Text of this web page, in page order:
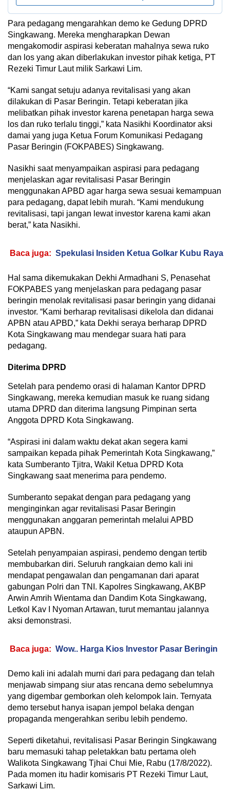
Para pedagang mengarahkan demo ke Gedung DPRD
Singkawang. Mereka mengharapkan Dewan
mengakomodir aspirasi keberatan mahalnya sewa ruko
dan los yang akan diberlakukan investor pihak ketiga, PT
Rezeki Timur Laut milik Sarkawi Lim.
“Kami sangat setuju adanya revitalisasi yang akan
dilakukan di Pasar Beringin. Tetapi keberatan jika
melibatkan pihak investor karena penetapan harga sewa
los dan ruko terlalu tinggi,” kata Nasikhi Koordinator aksi
damai yang juga Ketua Forum Komunikasi Pedagang
Pasar Beringin (FOKPABES) Singkawang.
Nasikhi saat menyampaikan aspirasi para pedagang
menjelaskan agar revitalisasi Pasar Beringin
menggunakan APBD agar harga sewa sesuai kemampuan
para pedagang, dapat lebih murah. “Kami mendukung
revitalisasi, tapi jangan lewat investor karena kami akan
berat,” kata Nasikhi.
Baca juga: Spekulasi Insiden Ketua Golkar Kubu Raya
Hal sama dikemukakan Dekhi Armadhani S, Penasehat
FOKPABES yang menjelaskan para pedagang pasar
beringin menolak revitalisasi pasar beringin yang didanai
investor. “Kami berharap revitalisasi dikelola dan didanai
APBN atau APBD,” kata Dekhi seraya berharap DPRD
Kota Singkawang mau mendegar suara hati para
pedagang.
Diterima DPRD
Setelah para pendemo orasi di halaman Kantor DPRD
Singkawang, mereka kemudian masuk ke ruang sidang
utama DPRD dan diterima langsung Pimpinan serta
Anggota DPRD Kota Singkawang.
“Aspirasi ini dalam waktu dekat akan segera kami
sampaikan kepada pihak Pemerintah Kota Singkawang,”
kata Sumberanto Tjitra, Wakil Ketua DPRD Kota
Singkawang saat menerima para pendemo.
Sumberanto sepakat dengan para pedagang yang
menginginkan agar revitalisasi Pasar Beringin
menggunakan anggaran pemerintah melalui APBD
ataupun APBN.
Setelah penyampaian aspirasi, pendemo dengan tertib
membubarkan diri. Seluruh rangkaian demo kali ini
mendapat pengawalan dan pengamanan dari aparat
gabungan Polri dan TNI. Kapolres Singkawang, AKBP
Arwin Amrih Wientama dan Dandim Kota Singkawang,
Letkol Kav I Nyoman Artawan, turut memantau jalannya
aksi demonstrasi.
Baca juga: Wow.. Harga Kios Investor Pasar Beringin
Demo kali ini adalah murni dari para pedagang dan telah
menjawab simpang siur atas rencana demo sebelumnya
yang digembar gemborkan oleh kelompok lain. Ternyata
demo tersebut hanya isapan jempol belaka dengan
propaganda mengerahkan seribu lebih pendemo.
Seperti diketahui, revitalisasi Pasar Beringin Singkawang
baru memasuki tahap peletakkan batu pertama oleh
Walikota Singkawang Tjhai Chui Mie, Rabu (17/8/2022).
Pada momen itu hadir komisaris PT Rezeki Timur Laut,
Sarkawi Lim.